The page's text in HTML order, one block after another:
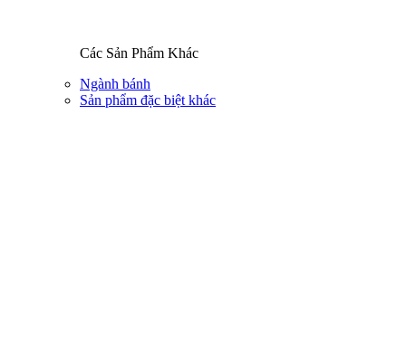
Các Sản Phẩm Khác
Ngành bánh
Sản phẩm đặc biệt khác